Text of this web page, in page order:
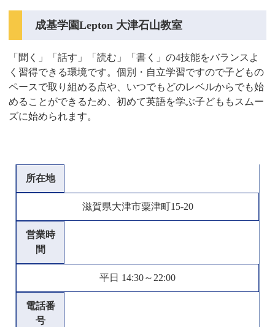
成基学園Lepton 大津石山教室
「聞く」「話す」「読む」「書く」の4技能をバランスよ
く習得できる環境です。個別・自立学習ですので子どもの
ペースで取り組める点や、いつでもどのレベルからでも始
めることができるため、初めて英語を学ぶ子どももスムー
ズに始められます。
所在地
滋賀県大津市粟津町15-20
営業時
間
平日 14:30～22:00
電話番
号